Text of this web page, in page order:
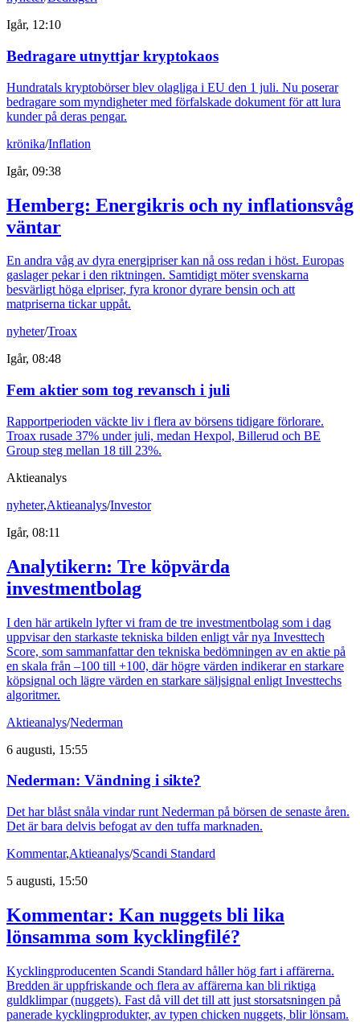
Igår, 12:10
Bedragare utnyttjar kryptokaos
Hundratals kryptobörser blev olagliga i EU den 1 juli. Nu poserar
bedragare som myndigheter med förfalskade dokument för att lura
kunder på deras pengar.
krönika/Inflation
Igår, 09:38
Hemberg: Energikris och ny inflationsvåg
väntar
En andra våg av dyra energipriser kan nå oss redan i höst. Europas
gaslager pekar i den riktningen. Samtidigt möter svenskarna
besvärligt höga elpriser, fyra kronor dyrare bensin och att
matpriserna tickar uppåt.
nyheter/Troax
Igår, 08:48
Fem aktier som tog revansch i juli
Rapportperioden väckte liv i flera av börsens tidigare förlorare.
Troax rusade 37% under juli, medan Hexpol, Billerud och BE
Group steg mellan 18 till 23%.
Aktieanalys
nyheter,Aktieanalys/Investor
Igår, 08:11
Analytikern: Tre köpvärda
investmentbolag
I den här artikeln lyfter vi fram de tre investmentbolag som i dag
uppvisar den starkaste tekniska bilden enligt vår nya Investtech
Score, som sammanfattar den tekniska bedömningen av en aktie på
en skala från –100 till +100, där högre värden indikerar en starkare
köpsignal och lägre värden en starkare säljsignal enligt Investtechs
algoritmer.
Aktieanalys/Nederman
6 augusti, 15:55
Nederman: Vändning i sikte?
Det har blåst snåla vindar runt Nederman på börsen de senaste åren.
Det är bara delvis befogat av den tuffa marknaden.
Kommentar,Aktieanalys/Scandi Standard
5 augusti, 15:50
Kommentar: Kan nuggets bli lika
lönsamma som kycklingfilé?
Kycklingproducenten Scandi Standard håller hög fart i affärerna.
Bredden är uppfriskande och flera av affärerna kan bli riktiga
guldklimpar (nuggets). Fast då vill det till att just storsatsningen på
panerade kycklingprodukter, av typen chicken nuggets, blir lönsam.